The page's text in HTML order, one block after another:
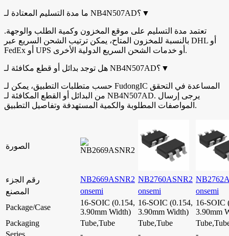
ما مدة التسليم المعتادة لـ NB4N507AD؟ ▼
تعتمد مدة التسليم على موقع المخزون وكمية الطلب والوجهة.
بالنسبة للمخزون المتاح، يمكن ترتيب الشحن السريع عبر DHL أو
FedEx أو UPS أو خدمات الشحن السريع الدولية الأخرى.
هل توجد بدائل أو قطع مكافئة لـ NB4N507AD؟ ▼
حسب متطلبات التطبيق، يمكن لـ FudongIC المساعدة في التحقق
من البدائل أو القطع المكافئة لـ NB4N507AD. يرجى إرسال
المواصفات المطلوبة والكمية المستهدفة وتفاصيل التطبيق.
الصورة
رقم الجزء NB2669ASNR2 NB2760ASNR2
المصنع
onsemi onsemi
onsemi
Package/Case
16-SOIC (0.154,
3.90mm Width)
16-SOIC (0.154,
3.90mm Width)
16-SOIC
3.90mm
Packaging
Tube,Tube Tube,Tube
Series
- -
-